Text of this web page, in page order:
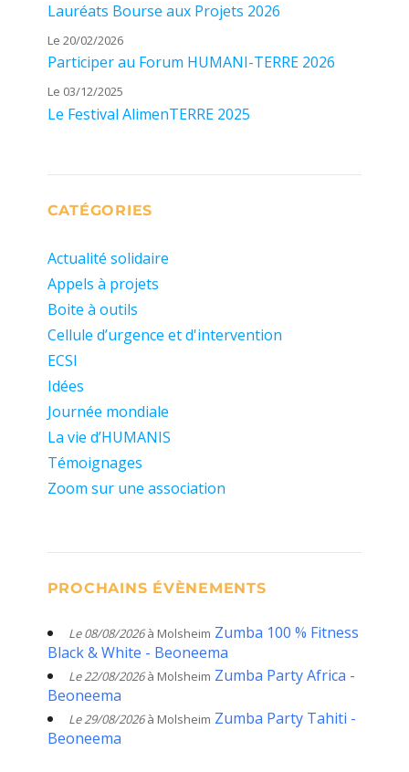
Lauréats Bourse aux Projets 2026
Le 20/02/2026
Participer au Forum HUMANI-TERRE 2026
Le 03/12/2025
Le Festival AlimenTERRE 2025
CATÉGORIES
Actualité solidaire
Appels à projets
Boite à outils
Cellule d’urgence et d'intervention
ECSI
Idées
Journée mondiale
La vie d’HUMANIS
Témoignages
Zoom sur une association
PROCHAINS ÉVÈNEMENTS
Le 08/08/2026à Molsheim Zumba 100 % Fitness
Black & White - Beoneema
Le 22/08/2026à Molsheim Zumba Party Africa -
Beoneema
Le 29/08/2026à Molsheim Zumba Party Tahiti -
Beoneema